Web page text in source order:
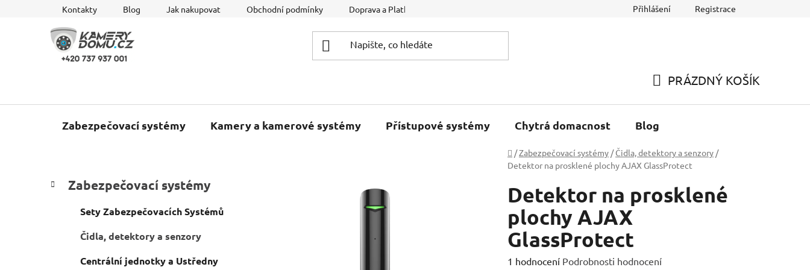
Kontakty Blog Jak nakupovat Obchodní podmínky Doprava a Platba Reklamace a Vracení zboží
Přihlášení Registrace
KOŠÍK
PRÁZDNÝ KOŠÍK
Zabezpečovací systémy Kamery a kamerové systémy Přístupové systémy Chytrá domacnost Blog
Domů
/Zabezpečovací systémy / Čidla, detektory a senzory /
Detektor na prosklené plochy AJAX GlassProtect
P
o
kategorie
a
Zabezpečovací systémy
Sety Zabezpečovacích Systémů
Čidla, detektory a senzory
Centrální jednotky a Ustředny
Detektor na prosklené
plochy AJAX
GlassProtect
Průměrné
1 hodnocení Podrobnosti hodnocení